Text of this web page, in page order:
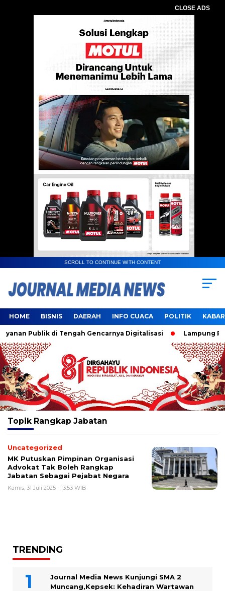
CLOSE ADS
SCROLL TO CONTINUE WITH CONTENT
HOME BISNIS DAERAH INFO CUACA POLITIK
Publik di Tengah Gencarnya Digitalisasi Lampung
Topik Rangkap Jabatan
Uncategorized
MK Putuskan Pimpinan Organisasi
Advokat Tak Boleh Rangkap
Jabatan Sebagai Pejabat Negara
Kamis, 31 Juli 2025 - 13:53 WIB
TRENDING
Journal Media News Kunjungi SMA 2
Muncang,Kepsek: Kehadiran Wartawan